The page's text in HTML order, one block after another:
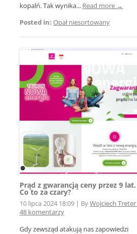
kopalń. Tak wynika... Read more →
Posted in: Opał niesortowany
Prąd z gwarancją ceny przez 9 lat.
Co to za czary?
10 lipca 2024 18:09 | ByWojciech Treter
48 komentarzy
Gdy zewsząd atakują nas zapowiedzi